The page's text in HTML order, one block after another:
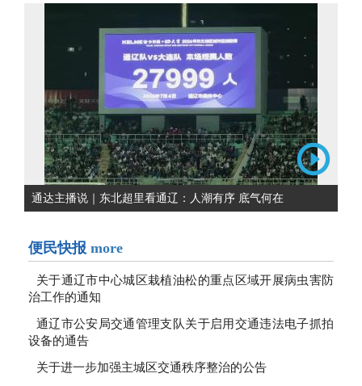
通达主播说｜东北超里看通辽：人潮有序 底气何在
便民快报 more
关于通辽市中心城区栽植油松的重点区域开展病虫害防
治工作的通知
通辽市公安局交通管理支队关于启用交通违法电子抓拍
设备的通告
关于进一步加强主城区交通秩序整治的公告